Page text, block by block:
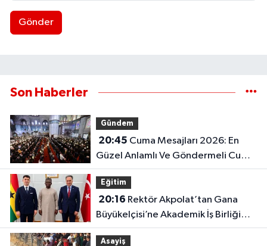
Gönder
Son Haberler
Gündem
20:45
Güzel Anlamlı Ve Göndermeli Cuma
Sözleri..
Eğitim
20:16
Büyükelçisi’ne Akademik İş Birliği
Ziyareti!
Asayiş